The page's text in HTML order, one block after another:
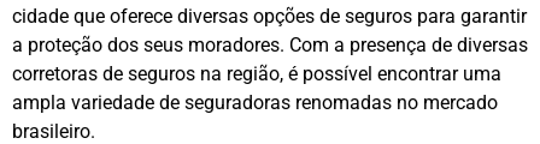
cidade que oferece diversas opções de seguros para garantir
a proteção dos seus moradores. Com a presença de diversas
corretoras de seguros na região, é possível encontrar uma
ampla variedade de seguradoras renomadas no mercado
brasileiro.